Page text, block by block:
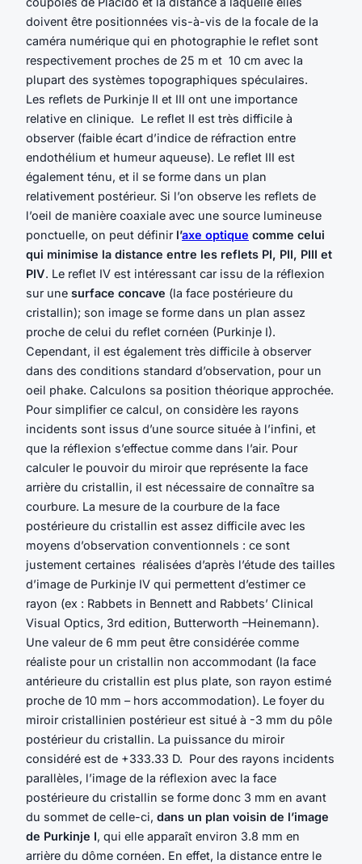
doivent être positionnées vis-à-vis de la focale de la
caméra numérique qui en photographie le reflet sont
respectivement proches de 25 m et 10 cm avec la
plupart des systèmes topographiques spéculaires.
Les reflets de Purkinje II et III ont une importance
relative en clinique. Le reflet II est très difficile à
observer (faible écart d’indice de réfraction entre
endothélium et humeur aqueuse). Le reflet III est
également ténu, et il se forme dans un plan
relativement postérieur. Si l’on observe les reflets de
l’oeil de manière coaxiale avec une source lumineuse
ponctuelle, on peut définirl’axe optique comme celui
qui minimise la distance entre les reflets PI, PII, PIII et
PIV. Le reflet IV est intéressant car issu de la réflexion
sur une surface concave (la face postérieure du
cristallin); son image se forme dans un plan assez
proche de celui du reflet cornéen (Purkinje I).
Cependant, il est également très difficile à observer
dans des conditions standard d’observation, pour un
oeil phake. Calculons sa position théorique approchée.
Pour simplifier ce calcul, on considère les rayons
incidents sont issus d’une source située à l’infini, et
que la réflexion s’effectue comme dans l’air. Pour
calculer le pouvoir du miroir que représente la face
arrière du cristallin, il est nécessaire de connaître sa
courbure. La mesure de la courbure de la face
postérieure du cristallin est assez difficile avec les
moyens d’observation conventionnels : ce sont
justement certaines réalisées d’après l’étude des tailles
d’image de Purkinje IV qui permettent d’estimer ce
rayon (ex : Rabbets in Bennett and Rabbets’ Clinical
Visual Optics, 3rd edition, Butterworth –Heinemann).
Une valeur de 6 mm peut être considérée comme
réaliste pour un cristallin non accommodant (la face
antérieure du cristallin est plus plate, son rayon estimé
proche de 10 mm – hors accommodation). Le foyer du
miroir cristallinien postérieur est situé à -3 mm du pôle
postérieur du cristallin. La puissance du miroir
considéré est de +333.33 D. Pour des rayons incidents
parallèles, l’image de la réflexion avec la face
postérieure du cristallin se forme donc 3 mm en avant
du sommet de celle-ci, dans un plan voisin de l’image
de Purkinje I, qui elle apparaît environ 3.8 mm en
arrière du dôme cornéen. En effet, la distance entre le